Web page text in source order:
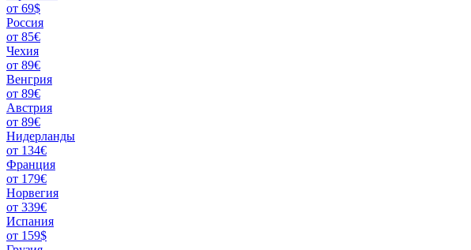
от 69$
Россия
от 85€
Чехия
от 89€
Венгрия
от 89€
Австрия
от 89€
Нидерланды
от 134€
Франция
от 179€
Норвегия
от 339€
Испания
от 159$